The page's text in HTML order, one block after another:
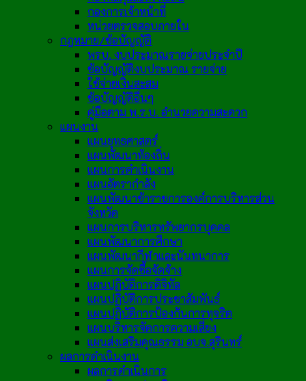
กองการเจ้าหน้าที่
หน่วยตรวจสอบภายใน
กฎหมาย/ข้อบัญญัติ
พรบ. งบประมาณรายจ่ายประจำปี
ข้อบัญญัติงบประมาณ รายจ่าย
ใช้จ่ายเงินสะสม
ข้อบัญญัติอื่นๆ
คู่มือตาม พ.ร.บ. อำนวยความสะดวก
แผนงาน
แผนยุทธศาสตร์
แผนพัฒนาท้องถิ่น
แผนการดำเนินงาน
แผนอัตรากำลัง
แผนพัฒนาข้าราชการองค์การบริหารส่วน
จังหวัด
แผนการบริหารทรัพยากรบุคคล
แผนพัฒนาการศึกษา
แผนพัฒนากีฬาและนันทนาการ
แผนการจัดซื้อจัดจ้าง
แผนปฏิบัติการดิจิทัล
แผนปฏิบัติการประชาสัมพันธ์
แผนปฏิบัติการป้องกันการทุจริต
แผนบริหารจัดการความเสี่ยง
แผนส่งเสริมคุณธรรม อบจ.สุรินทร์
ผลการดำเนินงาน
ผลการดำเนินการ